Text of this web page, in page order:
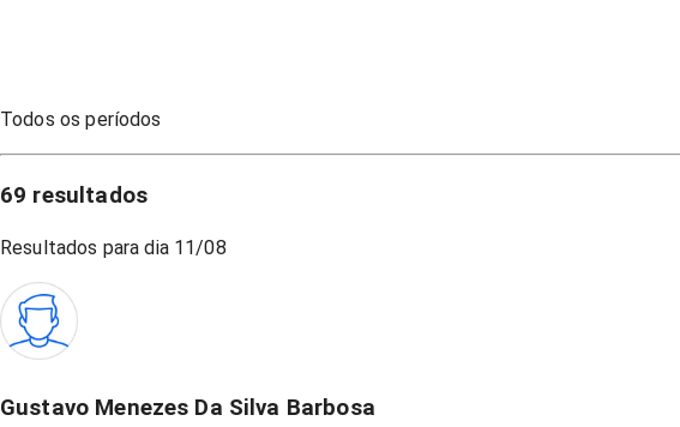
Todos os períodos
69 resultados
Resultados para dia 11/08
Gustavo Menezes Da Silva Barbosa